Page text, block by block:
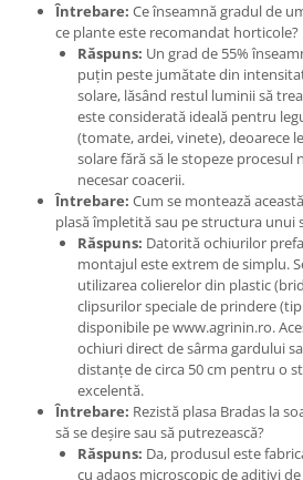
Întrebare: Ce înseamnă gradul de
ce plante este recomandat horticole?
Răspuns: Un grad de 55%
puțin peste jumătate din
solare, lăsând restul luminii să
este considerată ideală pentru
(tomate, ardei, vinete), deoarece
solare fără să le stopeze
necesar coacerii.
Întrebare: Cum se montează
plasă împletită sau pe structura unui
Răspuns: Datorită ochiurilor
montajul este extrem de simplu.
utilizarea colierelor din plastic
clipsurilor speciale de prindere
disponibile pe www.agrinin.ro.
ochiuri direct de sârma gardului
distanțe de circa 50 cm pentru o
excelentă.
Întrebare: Rezistă plasa Bradas la
să se deșire sau să putrezească?
Răspuns: Da, produsul este
cu adaos microscopic de aditivi